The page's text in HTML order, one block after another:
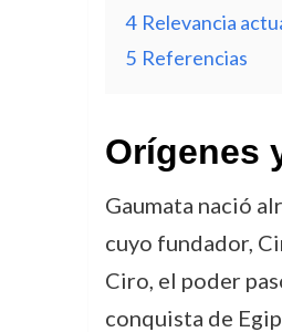
4 Relevancia
5 Referencias
Orígenes
Gaumata nació
cuyo fundador,
Ciro, el poder
conquista de